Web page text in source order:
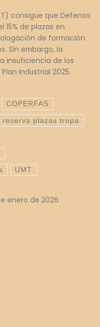
consigue que Defensa
de plazas en
de formación
Sin embargo, la
insuficiencia de los
Industrial 2025.
COPERFAS
reserva plazas tropa
UMT
enero de 2026